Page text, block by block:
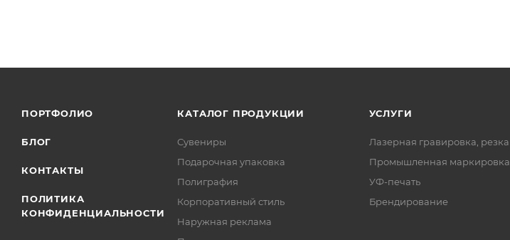
ПОРТФОЛИО
БЛОГ
КОНТАКТЫ
ПОЛИТИКА
КОНФИДЕНЦИАЛЬНОСТИ
КАТАЛОГ ПРОДУКЦИИ
Сувениры
Подарочная упаковка
Полиграфия
Корпоративный стиль
Наружная реклама
УСЛУГИ
Лазерная гравировка, резка
Промышленная маркировка
УФ-печать
Брендирование